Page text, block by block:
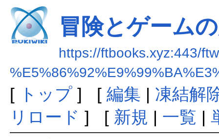
冒険とゲーム
https://ftbooks.xyz:443/
[ トップ] [ 編集 | 凍結解
リロード ] [ 新規 | 一覧 |